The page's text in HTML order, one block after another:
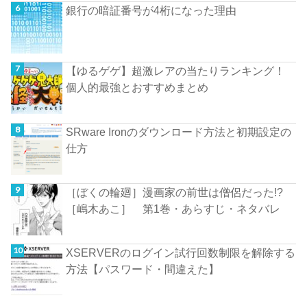
銀行の暗証番号が4桁になった理由
【ゆるゲゲ】超激レアの当たりランキング！
個人的最強とおすすめまとめ
SRware Ironのダウンロード方法と初期設定の
仕方
［ぼくの輪廻］漫画家の前世は僧侶だった!?
［嶋木あこ］ 第1巻・あらすじ・ネタバレ
XSERVERのログイン試行回数制限を解除する
方法【パスワード・間違えた】